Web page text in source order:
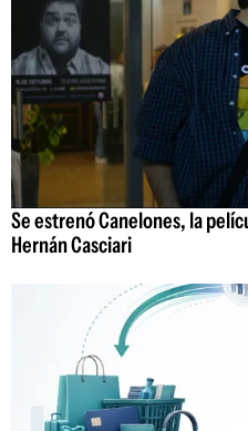
Se estrenó Canelones, la
Hernán Casciari